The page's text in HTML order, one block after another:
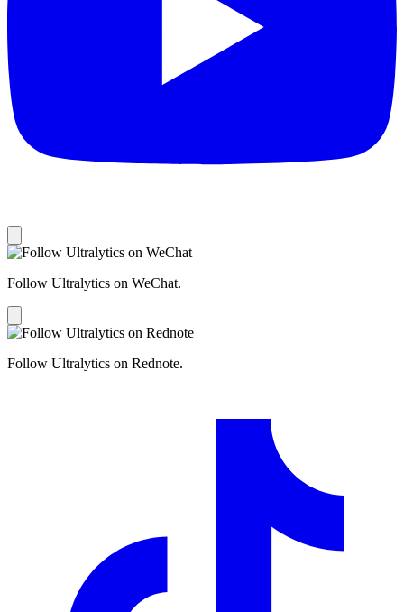
Follow Ultralytics on WeChat.
Follow Ultralytics on Rednote.